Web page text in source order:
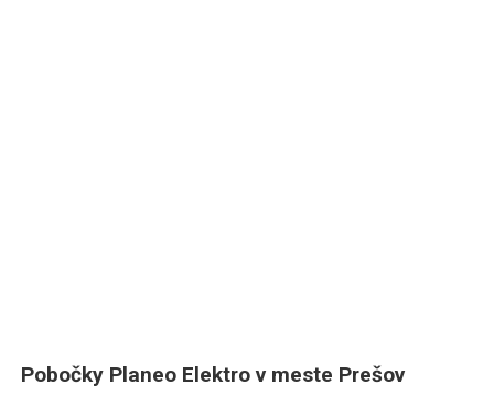
Pobočky Planeo Elektro v meste Prešov